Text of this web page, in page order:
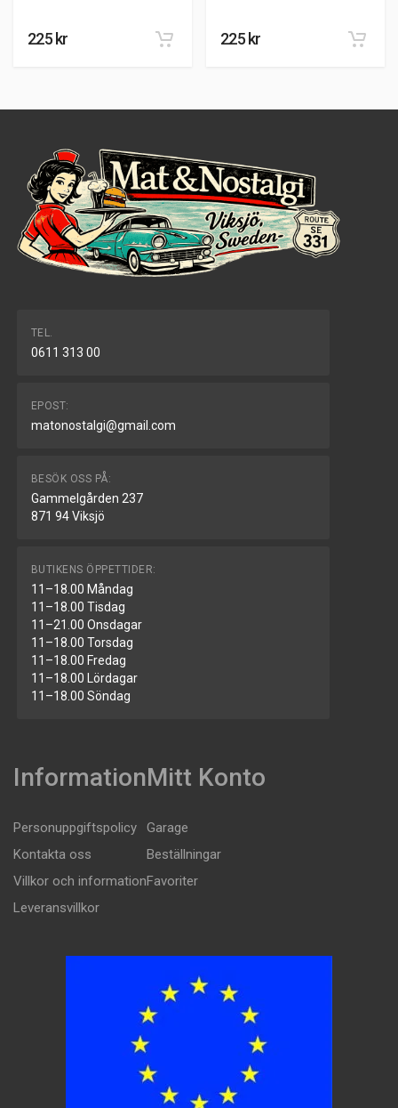
225 kr 225 kr
TEL.
0611 313 00
EPOST:
matonostalgi@gmail.com
BESÖK OSS PÅ:
Gammelgården 237
871 94 Viksjö
BUTIKENS ÖPPETTIDER:
11–18.00 Måndag
11–18.00 Tisdag
11–21.00 Onsdagar
11–18.00 Torsdag
11–18.00 Fredag
11–18.00 Lördagar
11–18.00 Söndag
Information
Personuppgiftspolicy
Kontakta oss
Villkor och information
Leveransvillkor
Mitt Konto
Garage
Beställningar
Favoriter